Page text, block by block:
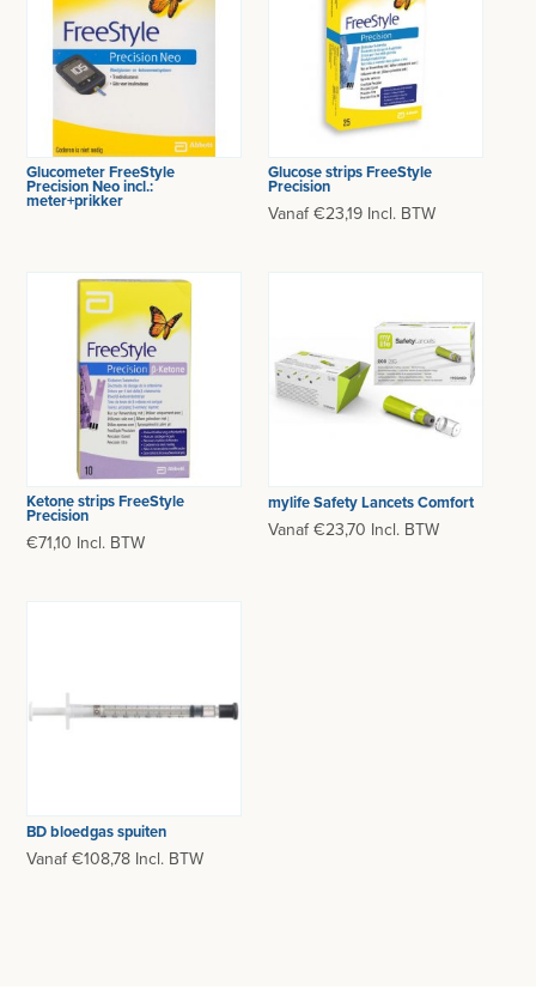
Glucometer FreeStyle
Precision Neo incl.:
meter+prikker
Glucose strips FreeStyle
Precision
Vanaf €23,19 Incl. BTW
Ketone strips FreeStyle
Precision
€71,10 Incl. BTW
mylife Safety Lancets Comfort
Vanaf €23,70 Incl. BTW
BD bloedgas spuiten
Vanaf €108,78 Incl. BTW